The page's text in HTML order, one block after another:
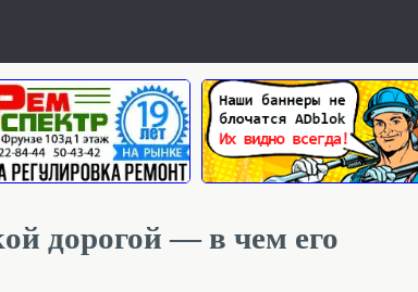
дорогой — в чем его